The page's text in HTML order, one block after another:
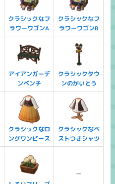
クラシックなフ
ラワーワゴンA
クラシックなフ
ラワーワゴンB
アイアンガーデ
ンベンチ
クラシックタウ
ンのがいとう
クラシックなロ
ングワンピース
クラシックなベ
ストつきシャツ
ー